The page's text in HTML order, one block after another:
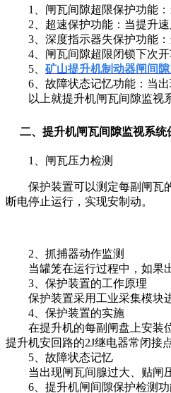
1、闸瓦间隙超限保护功能：
2、超速保护功能：当提升速
3、深度指示器失保护功能：
4、闸瓦间隙超限闭锁下次开
5、 矿山提升机制动器闸间
6、故障状态记忆功能：当出
以上就提升机闸瓦间隙监视系
二、提升机闸瓦间隙监视系统
1、闸瓦压力检测
保护装置可以测定每副闸瓦的
断电停止运行，实现安制动。
2、抓捕器动作监测
当罐笼在运行过程中，如果出
3、保护装置的工作原理
保护装置采用工业采集模块进
4、保护装置的实施
在提升机的每副闸盘上安装位
提升机安回路的2J继电器常闭接
5、故障状态记忆
当出现闸瓦间腺过大、贴闸压
6、提升机闸间隙保护检测功